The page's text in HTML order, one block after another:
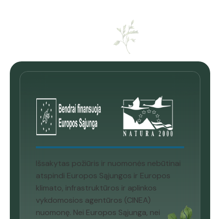
Išsakytas požiūris ir nuomonės nebūtinai
atspindi Europos Sąjungos ir Europos
klimato, infrastruktūros ir aplinkos
vykdomosios agentūros (CINEA)
nuomonę. Nei Europos Sąjunga, nei